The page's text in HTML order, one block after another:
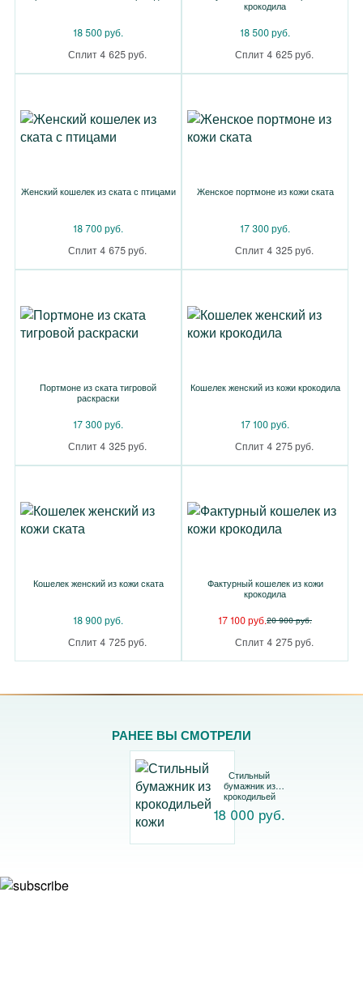
18 500 руб.
Сплит 4 625 руб.
крокодила
18 500 руб.
Сплит 4 625 руб.
Женский кошелек из ската с птицами
18 700 руб.
Сплит 4 675 руб.
Женское портмоне из кожи ската
17 300 руб.
Сплит 4 325 руб.
Портмоне из ската тигровой
раскраски
17 300 руб.
Сплит 4 325 руб.
Кошелек женский из кожи крокодила
17 100 руб.
Сплит 4 275 руб.
Кошелек женский из кожи ската
18 900 руб.
Сплит 4 725 руб.
Фактурный кошелек из кожи
крокодила
17 100 руб.20 900 руб.
Сплит 4 275 руб.
РАНЕЕ ВЫ СМОТРЕЛИ
Стильный
бумажник из
крокодильей
18 000 руб.